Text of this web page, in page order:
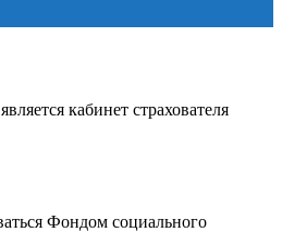
кабинет страхователя
Фондом социального